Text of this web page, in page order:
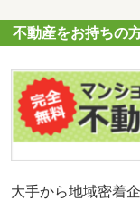
不動産をお持ちの
大手から地域密着